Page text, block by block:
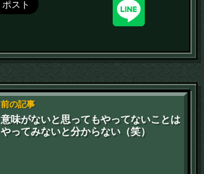
前の記事
意味がないと思ってもやってないことは
やってみないと分からない（笑）